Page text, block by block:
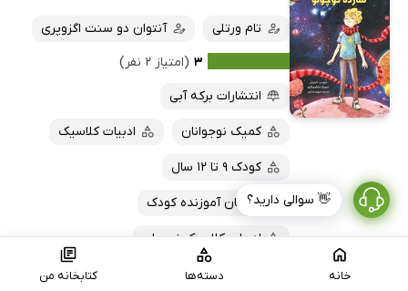
خانه دسته‌ها کتابخانه من
تام ورتلی
آنتوان دو سنت اگزوپری
۳ (امتیاز ۲ نفر)
انتشارات برکه آبی
کمیک نوجوانان ادبیات کلاسیک
کودک 9 تا 12 سال
داستان آموزنده کودک
ادبیات کلاسیک نوجوان
کمیک کودکان
👋 سوالی دارید؟